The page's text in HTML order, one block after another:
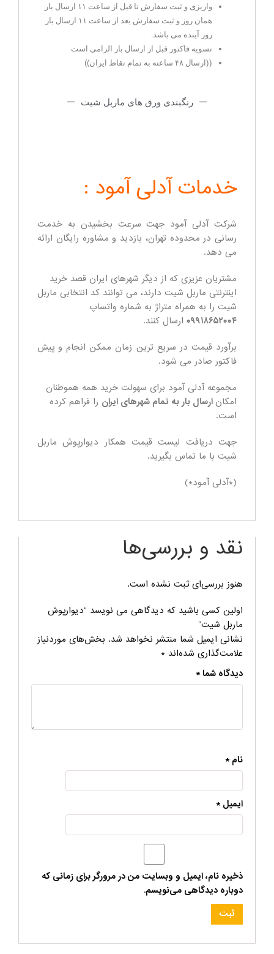
واریزی و ثبت سفارش تا قبل از ساعت ۱۱ ارسال بار
همان روز و ثبت سفارش بعد از ساعت ۱۱ ارسال بار
روز آینده می باشد.
تسویه فاکتور قبل از ارسال بار الزامی است
((ارسال ۴۸ ساعته به تمام نقاط ایران))
رنگبندی ورق های ماربل شیت
خدمات آدلی آمود :
شرکت آدلی آمود جهت سرعت بخشیدن به خدمت
رسانی در محدوده تهران، بازدید و مشاوره رایگان ارائه
می دهد.
مشتریان عزیزی که از دیگر شهرهای ایران قصد خرید
اینترنتی ماربل شیت دارند، می توانند کد انتخابی ماربل
شیت را به همراه متراژ به شماره واتساپ
۰۹۹۱۸۶۵۲۰۰۴ ارسال کنند.
برآورد قیمت در سریع ترین زمان ممکن انجام و پیش
فاکتور صادر می شود.
مجموعه آدلی آمود برای سهولت خرید همه هموطنان
امکانارسال بار به تمام شهرهای ایران را فراهم کرده
است.
جهت دریافت لیست قیمت همکار دیوارپوش ماربل
شیت با ما تماس بگیرید.
(*آدلی آمود*)
نقد و بررسی‌ها
هنوز بررسی‌ای ثبت نشده است.
اولین کسی باشید که دیدگاهی می نویسد “دیوارپوش
ماربل شیت”
نشانی ایمیل شما منتشر نخواهد شد. بخش‌های موردنیاز
علامت‌گذاری شده‌اند *
دیدگاه شما*
نام *
ایمیل *
ذخیره نام، ایمیل و وبسایت من در مرورگر برای زمانی که
دوباره دیدگاهی می‌نویسم.